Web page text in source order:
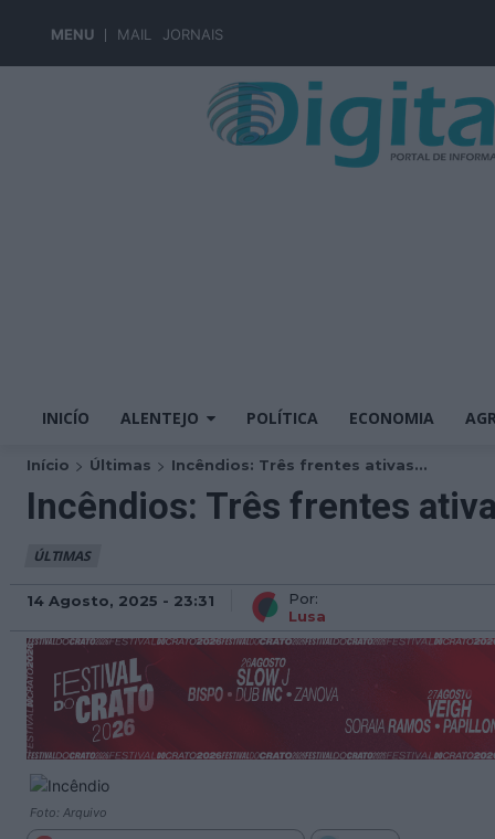
MENU MAIL JORNAIS
INICÍO ALENTEJO POLÍTICA ECONOMIA
Início Últimas Incêndios: Três frentes ativas...
Incêndios: Três frentes
ÚLTIMAS
14 Agosto, 2025 - 23:31
Por:
Lusa
Foto: Arquivo